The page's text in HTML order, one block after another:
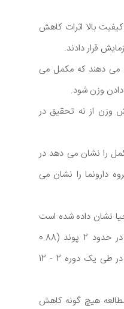
بالا اثرات کاهش
قرار دادند.
می دهند که مکمل می
وزن شود.
وزن از نه تحقیق در
را نشان می دهد در
دارونما را نشان می
نشان داده شده است
که باعث از دست دادن وزن در حدود 2 پوند (0.88
کیلوگرم) بیش از یک دارونما، در طی یک دوره 2 - 12
هیچ گونه کاهش